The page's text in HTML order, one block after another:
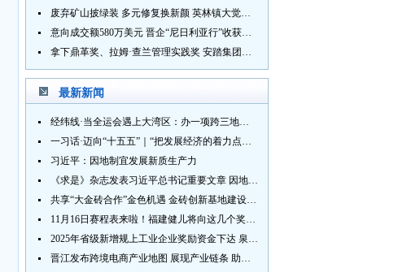
废弃矿山披绿装 多元修复换新颜 英林镇大觉山片区废弃矿山生态修复项目通过验收
意向成交额580万美元 晋企“尼日利亚行”收获满满
拿下鼎革奖、拉姆·查兰管理实践奖 安踏集团获企业管理权威奖项
最新新闻
经纬线·当全运会遇上大湾区：办一项跨三地的赛事有多硬核？
一习话·迈向“十五五”｜“把发展经济的着力点放在实体经济上”
习近平：因地制宜发展新质生产力
《求是》杂志发表习近平总书记重要文章 因地制宜发展新质生产力
共享“大金砖合作”金色机遇 金砖创新基地建设成效显著
11月16日赛程表来啦！福建健儿将向这几个奖牌发起冲击→
2025年省级新增规上工业企业奖励资金下达 泉州市获补资金居全省首位
晋江发布跨境电商产业地图 展现产业链条 助力“晋品出海”